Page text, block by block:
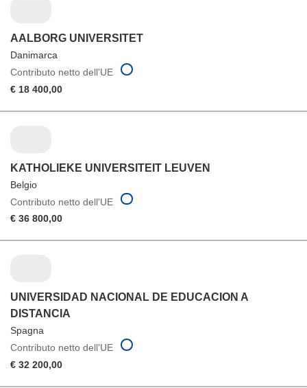
AALBORG UNIVERSITET
Danimarca
Contributo netto dell'UE
€ 18 400,00
KATHOLIEKE UNIVERSITEIT LEUVEN
Belgio
Contributo netto dell'UE
€ 36 800,00
UNIVERSIDAD NACIONAL DE EDUCACION A
DISTANCIA
Spagna
Contributo netto dell'UE
€ 32 200,00